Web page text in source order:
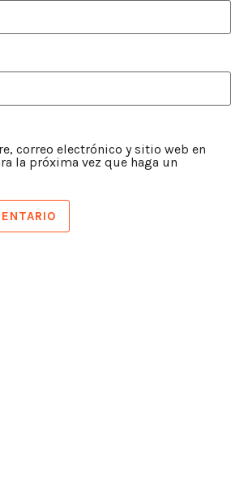
correo electrónico y sitio web en
la próxima vez que haga un